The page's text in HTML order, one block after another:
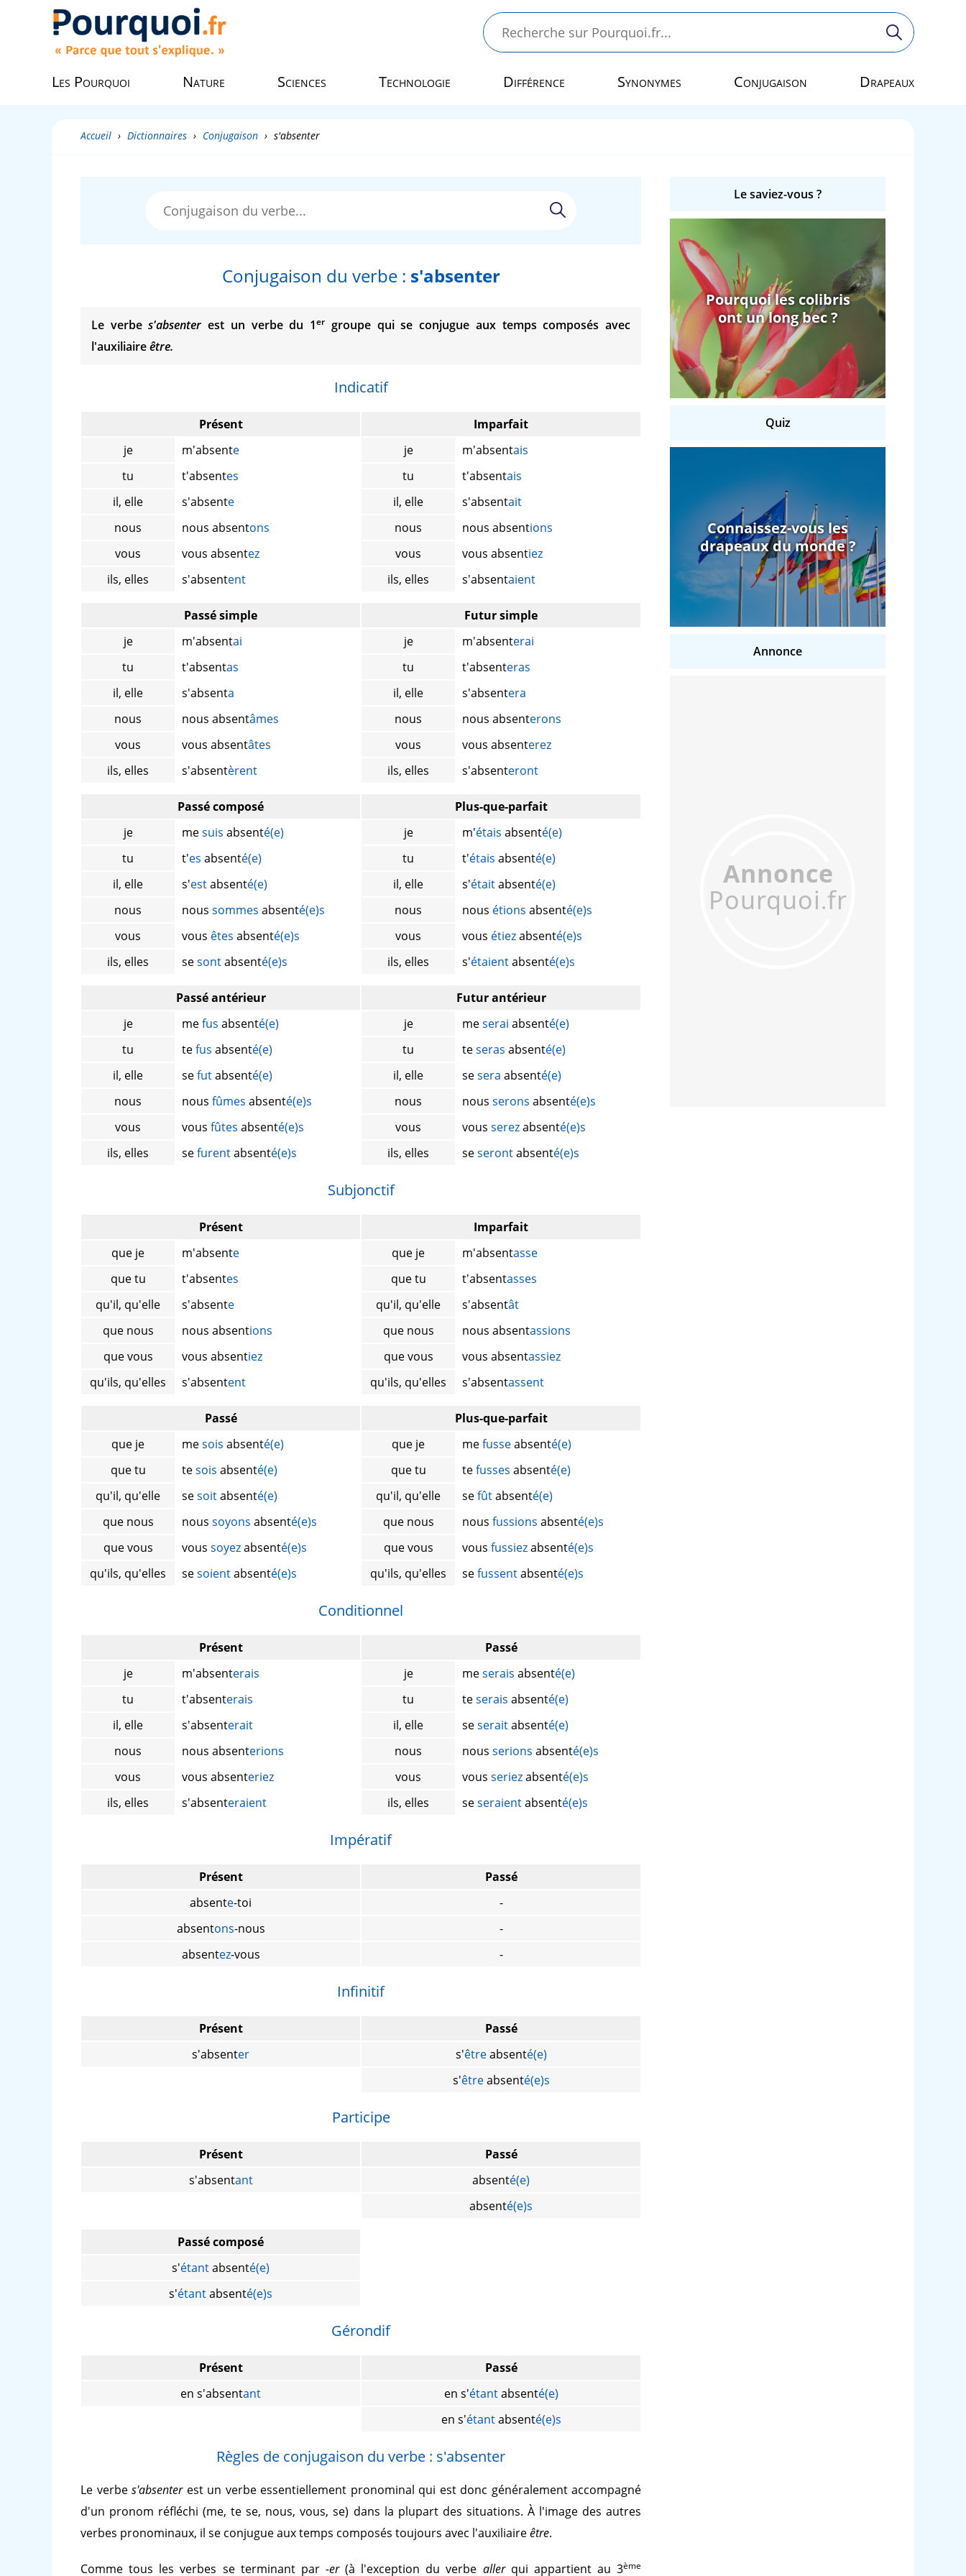
Les Pourquoi Nature Sciences Technologie Différence Synonymes Conjugaison Drapeaux
Accueil › Dictionnaires › Conjugaison › s'absenter
Conjugaison du verbe : s'absenter
Le verbes'absenter est un verbe du 1er groupe qui se conjugue aux temps composés avec
l'auxiliaireêtre.
Indicatif
Présent
je
m'absente
tu
t'absentes
il, elle
s'absente
nous
nous absentons
vous
vous absentez
ils, elles
s'absentent
Imparfait
je
m'absentais
tu
t'absentais
il, elle
s'absentait
nous
nous absentions
vous
vous absentiez
ils, elles
s'absentaient
Passé simple
je
m'absentai
tu
t'absentas
il, elle
s'absenta
nous
nous absentâmes
vous
vous absentâtes
ils, elles
s'absentèrent
Futur simple
je
m'absenterai
tu
t'absenteras
il, elle
s'absentera
nous
nous absenterons
vous
vous absenterez
ils, elles
s'absenteront
Passé composé
je
mesuis absenté(e)
tu
t'es absenté(e)
il, elle
s'estabsenté(e)
nous
nous sommes absenté(e)s
vous
vous êtes absenté(e)s
ils, elles
sesontabsenté(e)s
Plus-que-parfait
je
m'étais absenté(e)
tu
t'étais absenté(e)
il, elle
s'étaitabsenté(e)
nous
nous étions absenté(e)s
vous
vous étiezabsenté(e)s
ils, elles
s'étaientabsenté(e)s
Passé antérieur
je
mefus absenté(e)
tu
tefus absenté(e)
il, elle
sefutabsenté(e)
nous
nous fûmes absenté(e)s
vous
vous fûtes absenté(e)s
ils, elles
sefurentabsenté(e)s
Futur antérieur
je
meserai absenté(e)
tu
teseras absenté(e)
il, elle
sesera absenté(e)
nous
nous serons absenté(e)s
vous
vous serezabsenté(e)s
ils, elles
seserontabsenté(e)s
Subjonctif
Présent
que je
m'absente
que tu
t'absentes
qu'il, qu'elle
s'absente
que nous
nous absentions
que vous
vous absentiez
qu'ils, qu'elles
s'absentent
Imparfait
que je
m'absentasse
que tu
t'absentasses
qu'il, qu'elle
s'absentât
que nous
nous absentassions
que vous
vous absentassiez
qu'ils, qu'elles
s'absentassent
Passé
que je
mesois absenté(e)
que tu
tesois absenté(e)
qu'il, qu'elle
sesoitabsenté(e)
que nous
nous soyons absenté(e)s
que vous
vous soyezabsenté(e)s
qu'ils, qu'elles
sesoientabsenté(e)s
Plus-que-parfait
que je
mefusseabsenté(e)
que tu
tefusses absenté(e)
qu'il, qu'elle
sefûtabsenté(e)
que nous
nous fussions absenté(e)s
que vous
vous fussiezabsenté(e)s
qu'ils, qu'elles
sefussentabsenté(e)s
Conditionnel
Présent
je
m'absenterais
tu
t'absenterais
il, elle
s'absenterait
nous
nous absenterions
vous
vous absenteriez
ils, elles
s'absenteraient
Passé
je
meserais absenté(e)
tu
teserais absenté(e)
il, elle
seseraitabsenté(e)
nous
nous serions absenté(e)s
vous
vous seriezabsenté(e)s
ils, elles
seseraientabsenté(e)s
Impératif
Présent
absente-toi
absentons-nous
absentez-vous
Passé
-
-
-
Infinitif
Présent
s'absenter
Passé
s'êtreabsenté(e)
s'êtreabsenté(e)s
Participe
Présent
s'absentant
Passé
absenté(e)
absenté(e)s
Passé composé
s'étantabsenté(e)
s'étantabsenté(e)s
Gérondif
Présent
en s'absentant
Passé
en s'étantabsenté(e)
en s'étantabsenté(e)s
Règles de conjugaison du verbe : s'absenter
Le verbe s'absenterest un verbe essentiellement pronominal qui est donc généralement accompagné
d'un pronom réfléchi (me, te se, nous, vous, se) dans la plupart des situations. À l'image des autres
verbes pronominaux, il se conjugue aux temps composés toujours avec l'auxiliaireêtre.
Comme tous les verbes se terminant par -er(à l'exception du verbe allerqui appartient au 3ème
Le saviez-vous ?
Pourquoi les colibris
ont un long bec ?
Quiz
Connaissez-vous les
drapeaux du monde ?
Annonce